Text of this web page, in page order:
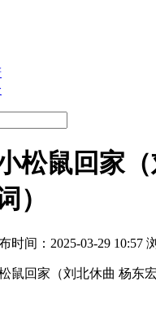
松鼠回家
）
时间：2025-03-29 10:57
鼠回家（刘北休曲 杨东